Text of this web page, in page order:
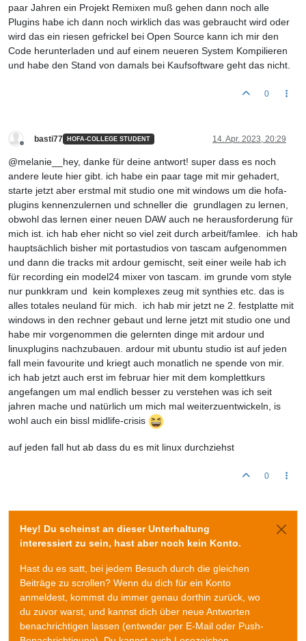
paar Jahren ein Projekt Remixen muß gehen dann noch alle
Plugins habe ich dann noch wirklich das was gebraucht wird oder
wird das ein riesen gefrickel bei Open Source kann ich mir den
Code herunterladen und auf einem neueren System Kompilieren
und habe den Stand von damals bei Kaufsoftware geht das nicht.
0
basti77 HOFA-COLLEGE STUDENT 14. Apr. 2023, 20:29
@melanie__hey, danke für deine antwort! super dass es noch
andere leute hier gibt. ich habe ein paar tage mit mir gehadert,
starte jetzt aber erstmal mit studio one mit windows um die hofa-
plugins kennenzulernen und schneller die grundlagen zu lernen,
obwohl das lernen einer neuen DAW auch ne herausforderung für
mich ist. ich hab eher nicht so viel zeit durch arbeit/famlee. ich hab
hauptsächlich bisher mit portastudios von tascam aufgenommen
und dann die tracks mit ardour gemischt, seit einer weile hab ich
für recording ein model24 mixer von tascam. im grunde vom style
nur punkkram und kein komplexes zeug mit synthies etc. das is
alles totales neuland für mich. ich hab mir jetzt ne 2. festplatte mit
windows in den rechner gebaut und lerne jetzt mit studio one und
habe mir vorgenommen die gelernten dinge mit ardour und
linuxplugins nachzubauen. ardour mit ubuntu studio ist auf jeden
fall mein favourite und kriegt auch monatlich ne spende von mir.
ich hab jetzt auch erst im februar hier mit dem komplettkurs
angefangen um mal endlich besser zu verstehen was ich seit
jahren mache und natürlich um mich mal weiterzuentwickeln, is
wohl auch ein bissl midlife-crisis
auf jeden fall hut ab dass du es mit linux durchziehst
0
Hey! Du scheinst an dieser Unterhaltung
interessiert zu sein, hast aber noch kein Konto.
Hast du es satt, bei jedem Besuch durch die gleichen
Beiträge zu scrollen? Wenn du dich für ein Konto
anmeldest, kommst du immer genau dorthin zurück, wo
du zuvor warst, und kannst dich über neue Antworten
benachrichtigen lassen (entweder per E-Mail oder Push-